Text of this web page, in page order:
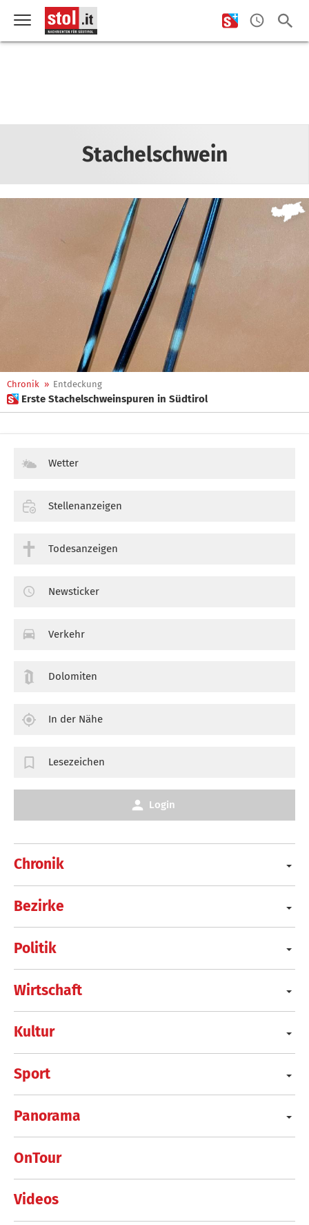
Stachelschwein
Chronik » Entdeckung
 Erste Stachelschweinspuren in Südtirol
Chronik
Bezirke
Politik
Wirtschaft
Kultur
Sport
Panorama
OnTour
Videos
Wetter
Stellenanzeigen
Todesanzeigen
Newsticker
Verkehr
Dolomiten
In der Nähe
Lesezeichen
Login